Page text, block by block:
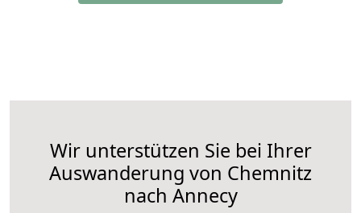
Wir unterstützen Sie bei Ihrer
Auswanderung von Chemnitz
nach Annecy